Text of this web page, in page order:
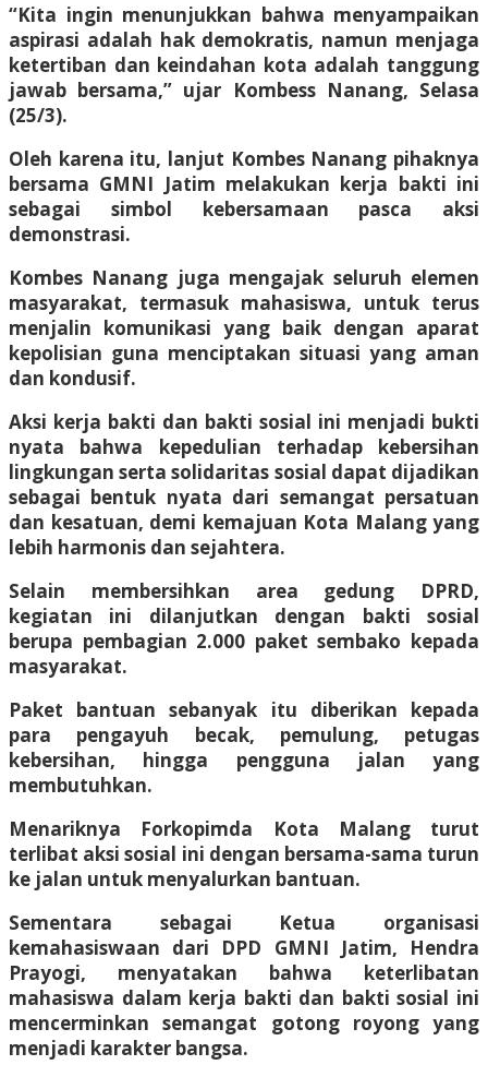
“Kita ingin menunjukkan bahwa menyampaikan
aspirasi adalah hak demokratis, namun menjaga
ketertiban dan keindahan kota adalah tanggung
jawab bersama,” ujar Kombess Nanang, Selasa
(25/3).
Oleh karena itu, lanjut Kombes Nanang pihaknya
bersama GMNI Jatim melakukan kerja bakti ini
sebagai simbol kebersamaan pasca aksi
demonstrasi.
Kombes Nanang juga mengajak seluruh elemen
masyarakat, termasuk mahasiswa, untuk terus
menjalin komunikasi yang baik dengan aparat
kepolisian guna menciptakan situasi yang aman
dan kondusif.
Aksi kerja bakti dan bakti sosial ini menjadi bukti
nyata bahwa kepedulian terhadap kebersihan
lingkungan serta solidaritas sosial dapat dijadikan
sebagai bentuk nyata dari semangat persatuan
dan kesatuan, demi kemajuan Kota Malang yang
lebih harmonis dan sejahtera.
Selain membersihkan area gedung DPRD,
kegiatan ini dilanjutkan dengan bakti sosial
berupa pembagian 2.000 paket sembako kepada
masyarakat.
Paket bantuan sebanyak itu diberikan kepada
para pengayuh becak, pemulung, petugas
kebersihan, hingga pengguna jalan yang
membutuhkan.
Menariknya Forkopimda Kota Malang turut
terlibat aksi sosial ini dengan bersama-sama turun
ke jalan untuk menyalurkan bantuan.
Sementara sebagai Ketua organisasi
kemahasiswaan dari DPD GMNI Jatim, Hendra
Prayogi, menyatakan bahwa keterlibatan
mahasiswa dalam kerja bakti dan bakti sosial ini
mencerminkan semangat gotong royong yang
menjadi karakter bangsa.